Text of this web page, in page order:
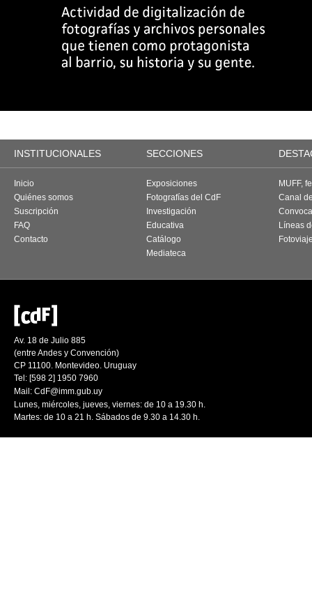
INSTITUCIONALES SECCIONES
Inicio
Quiénes somos
Suscripción
FAQ
Contacto
Exposiciones
Fotografías del CdF
Investigación
Educativa
Catálogo
Mediateca
MUFF,
Canal
Líneas
Av. 18 de Julio 885
(entre Andes y Convención)
CP 11100. Montevideo. Uruguay
Tel: [598 2] 1950 7960
Mail: CdF@imm.gub.uy
Lunes, miércoles, jueves, viernes: de 10 a 19.30 h.
Martes: de 10 a 21 h. Sábados de 9.30 a 14.30 h.